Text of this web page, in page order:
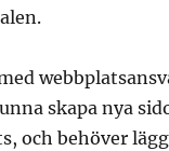
skapa nya
och behöver